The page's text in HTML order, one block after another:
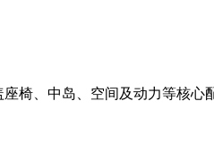
椅、中岛、空间及动力等核